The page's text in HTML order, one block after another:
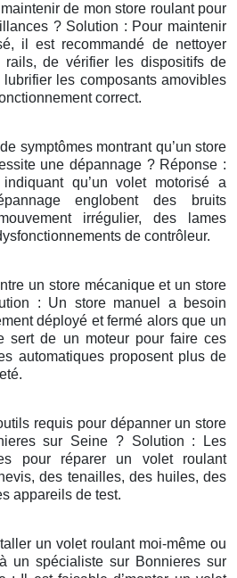
de mon store roulant pour
? Solution : Pour maintenir
il est recommandé de nettoyer
rails, de vérifier les dispositifs de
les composants amovibles
correct.
symptômes montrant qu’un store
une dépannage ? Réponse :
indiquant qu’un volet motorisé a
englobent des bruits
irrégulier, des lames
de contrôleur.
un store mécanique et un store
: Un store manuel a besoin
déployé et fermé alors que un
sert de un moteur pour faire ces
automatiques proposent plus de
requis pour dépanner un store
sur Seine ? Solution : Les
pour réparer un volet roulant
des tenailles, des huiles, des
appareils de test.
un volet roulant moi-même ou
un spécialiste sur Bonnieres sur